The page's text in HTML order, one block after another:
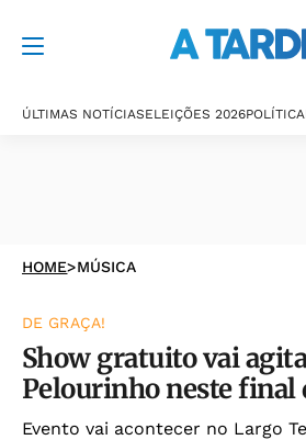
ÚLTIMAS NOTÍCIASELEIÇÕES 2026POLÍTICA
HOME>MÚSICA
DE GRAÇA!
Show gratuito vai
Pelourinho neste final
Evento vai acontecer no Largo